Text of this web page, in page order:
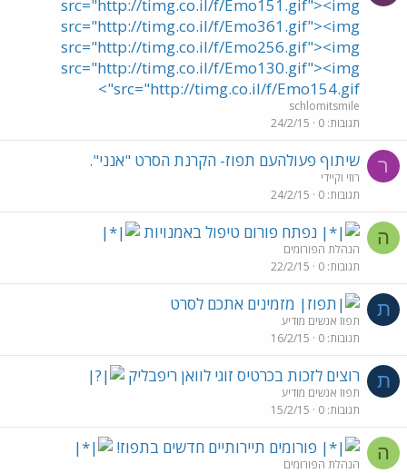
src="http://timg.co.il/f/Emo151.gif"><img
src="http://timg.co.il/f/Emo361.gif"><img
src="http://timg.co.il/f/Emo256.gif"><img
src="http://timg.co.il/f/Emo130.gif"><img
src="http://timg.co.il/f/Emo154.gif">
schlomitsmile
תגובות 0
24/2/15
ר שיתוף פעולהעם תפוז- הקרנת הסרט "אנני".
רוזי וקיידי
תגובות 0
24/2/15
ה נפתח פורום טיפול באמנויות
הנהלת הפורומים
תגובות 0
22/2/15
ת מזמינים אתכם לסרט
תפוז אנשים מודיע
תגובות 0
16/2/15
ת רוצים לזכות בכרטיס זוגי לוואן ריפבליק
תפוז אנשים מודיע
תגובות 0
15/2/15
ה פורומים תיירותיים חדשים בתפוז!
הנהלת הפורומים